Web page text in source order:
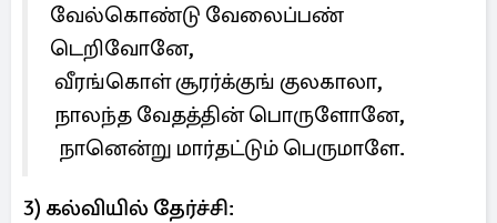
வேல்கொண்டு வேலைப்பண்
டெறிவோனே,
வீரங்கொள் சூரர்க்குங் குலகாலா,
நாலந்த வேதத்தின் பொருளோனே,
நானென்று மார்தட்டும் பெருமாளே.
3) கல்வியில் தேர்ச்சி: